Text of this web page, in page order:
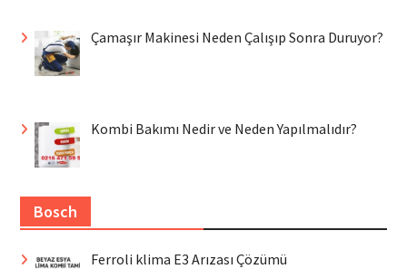
Çamaşır Makinesi Neden Çalışıp Sonra Duruyor?
Kombi Bakımı Nedir ve Neden Yapılmalıdır?
Bosch
Ferroli klima E3 Arızası Çözümü